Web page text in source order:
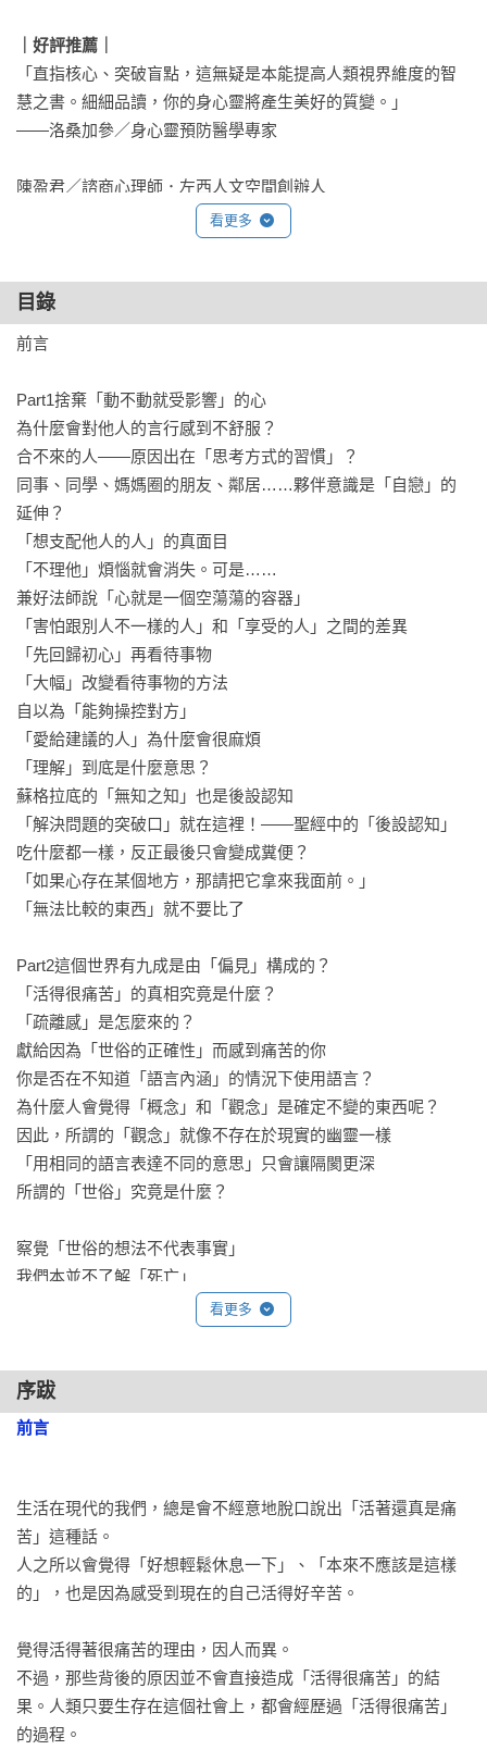
｜好評推薦｜
「直指核心、突破盲點，這無疑是本能提高人類視界維度的智
慧之書。細細品讀，你的身心靈將產生美好的質變。」
——洛桑加參／身心靈預防醫學專家
陳盈君／諮商心理師．左西人文空間創辦人
陳璿丞／析心事務所所長．身心科醫師
看更多
目錄
前言
Part1捨棄「動不動就受影響」的心
為什麼會對他人的言行感到不舒服？
合不來的人——原因出在「思考方式的習慣」？
同事、同學、媽媽圈的朋友、鄰居……夥伴意識是「自戀」的
延伸？
「想支配他人的人」的真面目
「不理他」煩惱就會消失。可是……
兼好法師說「心就是一個空蕩蕩的容器」
「害怕跟別人不一樣的人」和「享受的人」之間的差異
「先回歸初心」再看待事物
「大幅」改變看待事物的方法
自以為「能夠操控對方」
「愛給建議的人」為什麼會很麻煩
「理解」到底是什麼意思？
蘇格拉底的「無知之知」也是後設認知
「解決問題的突破口」就在這裡！——聖經中的「後設認知」
吃什麼都一樣，反正最後只會變成糞便？
「如果心存在某個地方，那請把它拿來我面前。」
「無法比較的東西」就不要比了
Part2這個世界有九成是由「偏見」構成的？
「活得很痛苦」的真相究竟是什麼？
「疏離感」是怎麼來的？
獻給因為「世俗的正確性」而感到痛苦的你
你是否在不知道「語言內涵」的情況下使用語言？
為什麼人會覺得「概念」和「觀念」是確定不變的東西呢？
因此，所謂的「觀念」就像不存在於現實的幽靈一樣
「用相同的語言表達不同的意思」只會讓隔閡更深
所謂的「世俗」究竟是什麼？
察覺「世俗的想法不代表事實」
我們本並不了解「死亡」
「死亡」不代表永遠OFF？
「人類生命」的開端究竟是什麼？
金錢、朋友、知識、能力……要擁有多少才能幸福？
如果過度思考自己的幸福，反而會變得不幸？
發現「自己連處於無知之中都不知道」，眼裡看到的景色就會
為之一變
Part3 「徒手」就能觸碰「當下這個瞬間的世界」
當「被輕視的身體」發出吶喊的時候
「用自己的方式發揮自己的能力」就是最棒的生存價值
「赤腳走路」——直接體會世界的觸感
「像個孩子一樣」——拿下「厚重的眼鏡」看看這個世界吧
看更多
序跋
前言
生活在現代的我們，總是會不經意地脫口說出「活著還真是痛
苦」這種話。
人之所以會覺得「好想輕鬆休息一下」、「本來不應該是這樣
的」，也是因為感受到現在的自己活得好辛苦。
覺得活得著很痛苦的理由，因人而異。
不過，那些背後的原因並不會直接造成「活得很痛苦」的結
果。人類只要生存在這個社會上，都會經歷過「活得很痛苦」
的過程。